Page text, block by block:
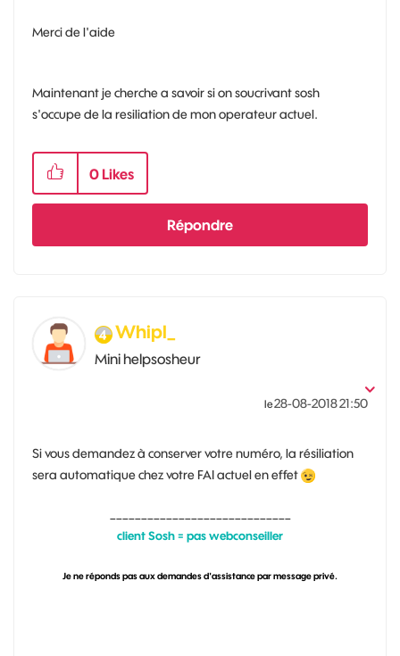
Merci de l'aide
Maintenant je cherche a savoir si on soucrivant sosh
s'occupe de la resiliation de mon operateur actuel.
0 Likes
Répondre
Whipl_
Mini helpsosheur
le‎28-08-201821:50
Si vous demandez à conserver votre numéro, la résiliation
sera automatique chez votre FAI actuel en effet
client Sosh = pas webconseiller
Je ne réponds pas aux demandes d'assistance par message privé.